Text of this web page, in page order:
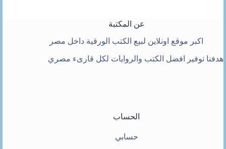
عن المكتبة
اكبر موقع اونلاين لبيع الكتب الورقية داخل مصر
هدفنا توفير افضل الكتب والروايات لكل قارىء مصري
الحساب
حسابي